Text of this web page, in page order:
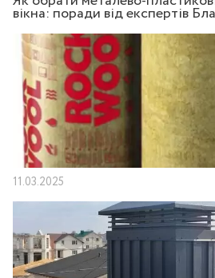
вікна: поради від експертів
11.03.2025